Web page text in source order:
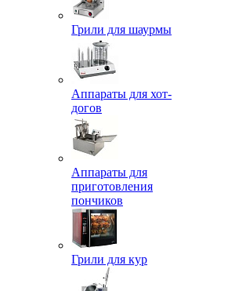
Грили для шаурмы
Аппараты для хот-
догов
Аппараты для
приготовления
пончиков
Грили для кур